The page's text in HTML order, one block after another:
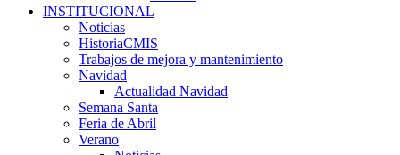
INSTITUCIONAL
Noticias
HistoriaCMIS
Trabajos de mejora y mantenimiento
Navidad
Actualidad Navidad
Semana Santa
Feria de Abril
Verano